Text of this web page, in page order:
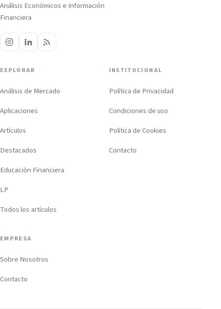
Análisis Económicos e Información
Financiera
EXPLORAR
Análisis de Mercado
Aplicaciones
Artículos
Destacados
Educación Financiera
LP
Todos los artículos
INSTITUCIONAL
Política de Privacidad
Condiciones de uso
Política de Cookies
Contacto
EMPRESA
Sobre Nosotros
Contacto